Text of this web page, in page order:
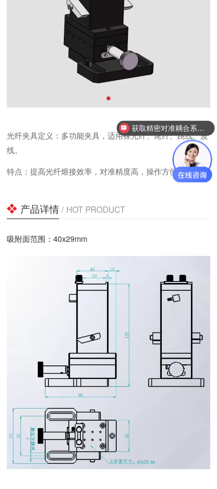
光纤夹具定义：多功能夹具，适用裸光纤、尾纤、跳线、皮
线。
特点：提高光纤熔接效率，对准精度高，操作方便。
产品详情 / HOT PRODUCT
吸附面范围：40x29mm
获取精密对准耦合系统技术方案